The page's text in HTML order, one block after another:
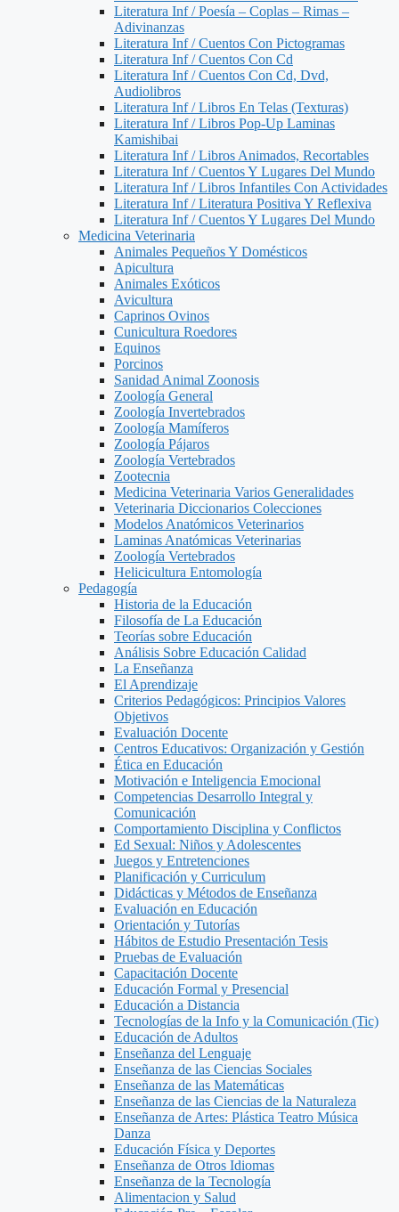
Literatura Inf / Poesía – Coplas – Rimas –
Adivinanzas
Literatura Inf / Cuentos Con Pictogramas
Literatura Inf / Cuentos Con Cd
Literatura Inf / Cuentos Con Cd, Dvd,
Audiolibros
Literatura Inf / Libros En Telas (Texturas)
Literatura Inf / Libros Pop-Up Laminas
Kamishibai
Literatura Inf / Libros Animados, Recortables
Literatura Inf / Cuentos Y Lugares Del Mundo
Literatura Inf / Libros Infantiles Con Actividades
Literatura Inf / Literatura Positiva Y Reflexiva
Literatura Inf / Cuentos Y Lugares Del Mundo
Medicina Veterinaria
Animales Pequeños Y Domésticos
Apicultura
Animales Exóticos
Avicultura
Caprinos Ovinos
Cunicultura Roedores
Equinos
Porcinos
Sanidad Animal Zoonosis
Zoología General
Zoología Invertebrados
Zoología Mamíferos
Zoología Pájaros
Zoología Vertebrados
Zootecnia
Medicina Veterinaria Varios Generalidades
Veterinaria Diccionarios Colecciones
Modelos Anatómicos Veterinarios
Laminas Anatómicas Veterinarias
Zoología Vertebrados
Helicicultura Entomología
Pedagogía
Historia de la Educación
Filosofía de La Educación
Teorías sobre Educación
Análisis Sobre Educación Calidad
La Enseñanza
El Aprendizaje
Criterios Pedagógicos: Principios Valores
Objetivos
Evaluación Docente
Centros Educativos: Organización y Gestión
Ética en Educación
Motivación e Inteligencia Emocional
Competencias Desarrollo Integral y
Comunicación
Comportamiento Disciplina y Conflictos
Ed Sexual: Niños y Adolescentes
Juegos y Entretenciones
Planificación y Curriculum
Didácticas y Métodos de Enseñanza
Evaluación en Educación
Orientación y Tutorías
Hábitos de Estudio Presentación Tesis
Pruebas de Evaluación
Capacitación Docente
Educación Formal y Presencial
Educación a Distancia
Tecnologías de la Info y la Comunicación (Tic)
Educación de Adultos
Enseñanza del Lenguaje
Enseñanza de las Ciencias Sociales
Enseñanza de las Matemáticas
Enseñanza de las Ciencias de la Naturaleza
Enseñanza de Artes: Plástica Teatro Música
Danza
Educación Física y Deportes
Enseñanza de Otros Idiomas
Enseñanza de la Tecnología
Alimentacion y Salud